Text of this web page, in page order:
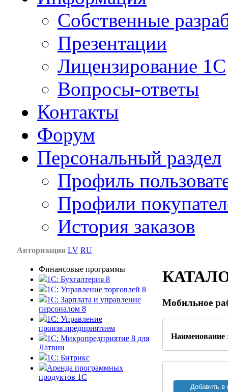
Собственные
Презентации
Лицензирование 1С
Вопросы-ответы
Контакты
Форум
Персональный раздел
Профиль
Профили
История заказов
Авторизация LV RU
Финансовые программы
1С: Бухгалтерия 8
1C: Управление торговлей 8
1C: Зарплата и управление
персоналом 8
1C: Управление
произв.предприятием
1С: Микропредприятие 8 для
Латвии
1C: Битрикс
Аренда программных
продуктов 1С
Мобильное
Наименование